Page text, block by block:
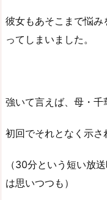
彼女もあそこまで悩
ってしまいました。
強いて言えば、母・千
初回でそれとなく示さ
（30分という短い放
は思いつつも）